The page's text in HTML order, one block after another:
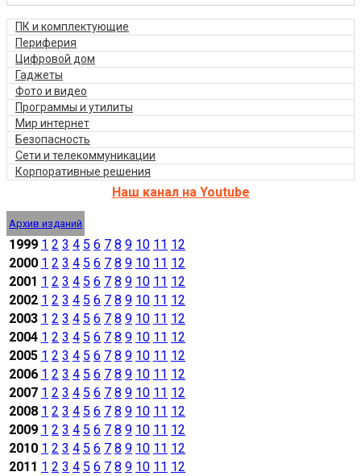
ПК и комплектующие
Периферия
Цифровой дом
Гаджеты
Фото и видео
Программы и утилиты
Мир интернет
Безопасность
Сети и телекоммуникации
Корпоративные решения
Наш канал на Youtube
Архив изданий
1999 1 2 3 4 5 6 7 8 9 10 11 12
2000 1 2 3 4 5 6 7 8 9 10 11 12
2001 1 2 3 4 5 6 7 8 9 10 11 12
2002 1 2 3 4 5 6 7 8 9 10 11 12
2003 1 2 3 4 5 6 7 8 9 10 11 12
2004 1 2 3 4 5 6 7 8 9 10 11 12
2005 1 2 3 4 5 6 7 8 9 10 11 12
2006 1 2 3 4 5 6 7 8 9 10 11 12
2007 1 2 3 4 5 6 7 8 9 10 11 12
2008 1 2 3 4 5 6 7 8 9 10 11 12
2009 1 2 3 4 5 6 7 8 9 10 11 12
2010 1 2 3 4 5 6 7 8 9 10 11 12
2011 1 2 3 4 5 6 7 8 9 10 11 12